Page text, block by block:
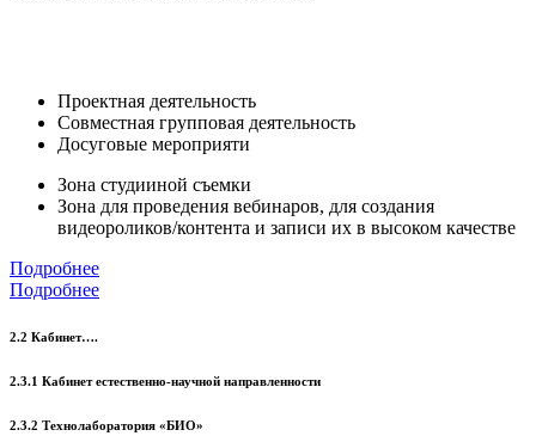
Проектная деятельность
Совместная групповая деятельность
Досуговые мероприяти
Зона студииной съемки
Зона для проведения вебинаров, для создания
видеороликов/контента и записи их в высоком качестве
Подробнее
Подробнее
2.2 Кабинет….
2.3.1 Кабинет естественно-научной направленности
2.3.2 Технолаборатория «БИО»